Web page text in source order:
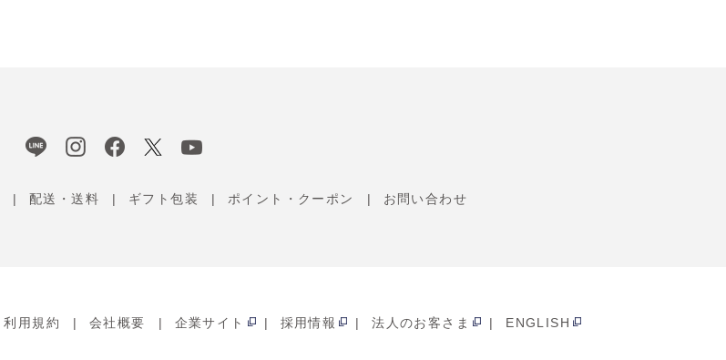
配送・送料 ギフト包装 ポイント・クーポン お問い合わせ
利用規約 会社概要 企業サイト 採用情報 法人のお客さま ENGLISH